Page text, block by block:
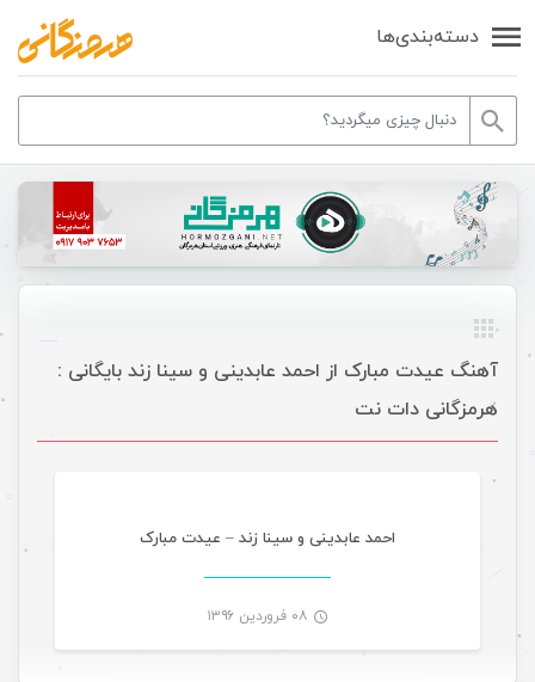
دسته‌بندی‌ها
آهنگ عیدت مبارک از احمد عابدینی و سینا زند بایگانی :
هرمزگانی دات نت
احمد عابدینی و سینا زند – عیدت مبارک
۰۸ فروردین ۱۳۹۶